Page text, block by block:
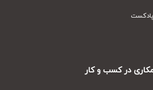
در کسب و کار